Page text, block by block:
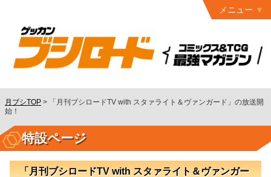
メニュー
最終号
連載作品
読者ページ
月ブシTOP >
「月刊ブシロードTV with スタァライト＆ヴァンガード」の放送開
始！
特設ページ
「月刊ブシロードTV with スタァライト＆ヴァンガー